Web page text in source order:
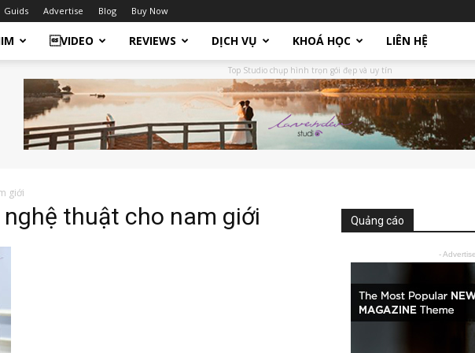
Guids Advertise Blog Buy Now
VIDEO REVIEWS DỊCH VỤ KHOÁ HỌC LIÊN HỆ
Top Studio chụp hình trọn gói đẹp và uy tín
giới
thuật cho nam giới Quảng cáo
-